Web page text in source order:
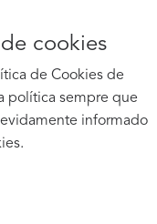
cookies
de Cookies de
política sempre que
informado